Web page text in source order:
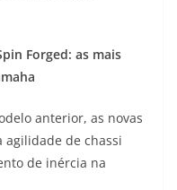
Forged: as mais
anterior, as novas
de chassi
de inércia na